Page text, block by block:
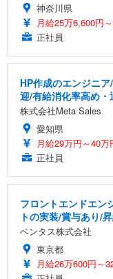
神奈川県
月給25万6,600円
正社員
HP作成のエンジニ
迎/有給消化率高め・
株式会社Meta Sales
愛知県
月給29万円～40万
正社員
フロントエンドエン
トの実装/賞与あり/
ベンタス株式会社
東京都
月給26万600円～